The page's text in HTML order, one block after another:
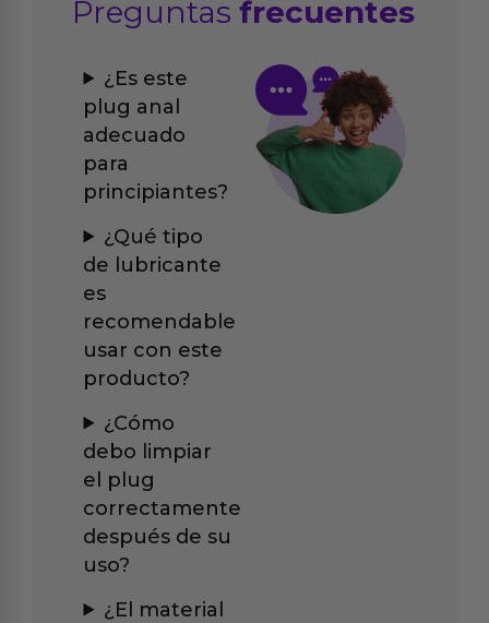
Preguntasfrecuentes
¿Es este
plug anal
adecuado
para
principiantes?
¿Qué tipo
de lubricante
es
recomendable
usar con este
producto?
¿Cómo
debo limpiar
el plug
correctamente
después de su
uso?
¿El material